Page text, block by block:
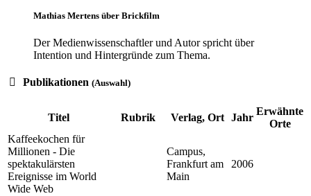
Mathias Mertens über Brickfilm
Der Medienwissenschaftler und Autor spricht über
Intention und Hintergründe zum Thema.
Publikationen (Auswahl)
Titel Rubrik Verlag, Ort Jahr
Erwähnte
Orte
Kaffeekochen für
Millionen - Die
spektakulärsten
Ereignisse im World
Wide Web
Campus,
Frankfurt am
Main
2006